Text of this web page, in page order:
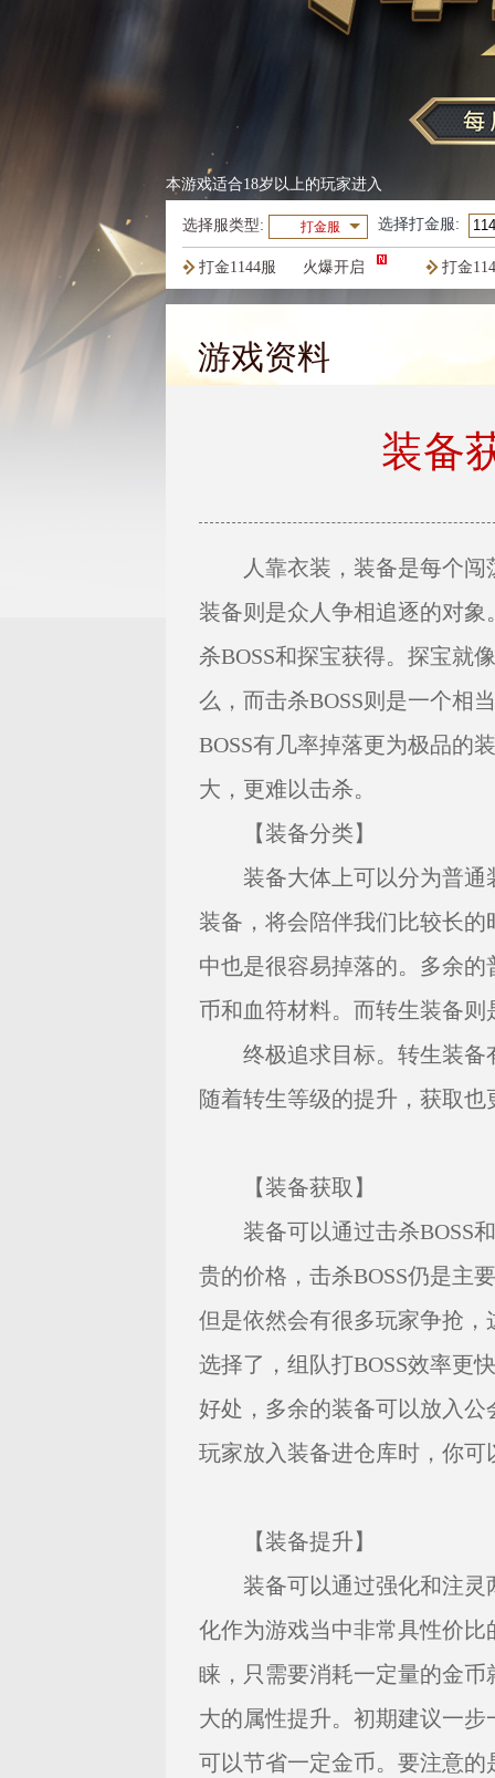
本游戏适合18岁以上的玩家进入
选择服类型: 打金服 选择打金服:
火爆开启
打金1144服 打金
火爆开启
打金1141服 打金
游戏资料
装备
人靠衣装，装备是每个闯
装备则是众人争相追逐的对
杀BOSS和探宝获得。探宝就
么，而击杀BOSS则是一个相
BOSS有几率掉落更为极品的
大，更难以击杀。
【装备分类】
装备大体上可以分为普通
装备，将会陪伴我们比较长的
中也是很容易掉落的。多余
币和血符材料。而转生装备则
终极追求目标。转生装备
随着转生等级的提升，获取也
【装备获取】
装备可以通过击杀BOSS和
贵的价格，击杀BOSS仍是主
但是依然会有很多玩家争抢
选择了，组队打BOSS效率更
好处，多余的装备可以放入
玩家放入装备进仓库时，你
【装备提升】
装备可以通过强化和注灵
化作为游戏当中非常具性价
睐，只需要消耗一定量的金
大的属性提升。初期建议一
可以节省一定金币。要注意